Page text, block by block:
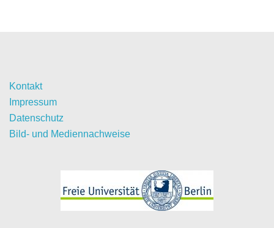
Kontakt
Impressum
Datenschutz
Bild- und Mediennachweise